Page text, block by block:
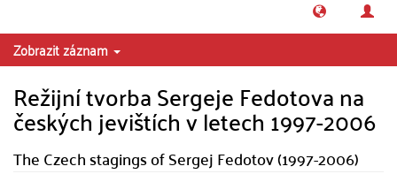
Zobrazit záznam
Režijní tvorba Sergeje Fedotova na
českých jevištích v letech 1997-2006
The Czech stagings of Sergej Fedotov (1997-2006)